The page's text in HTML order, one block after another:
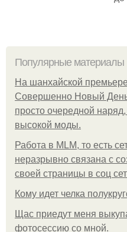
Популярные материалы
На шанхайской
Совершенно Новый
просто очередной
высокой моды.
Работа в MLM, то есть
неразрывно связана с
своей страницы в соц
Кому идет челка
Щас приедут меня
фотосессию со мной.